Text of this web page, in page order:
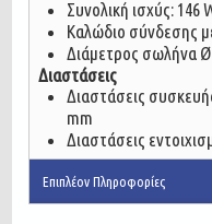
Συνολική ισχύς: 146
Καλώδιο σύνδεσης
Διάμετρος σωλήνα
Διαστάσεις
Διαστάσεις
mm
Διαστάσεις
Επιπλέον Πληροφορίες